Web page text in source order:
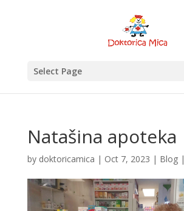
Select Page
Natašina apoteka
by doktoricamica | Oct 7, 2023 | Blog|